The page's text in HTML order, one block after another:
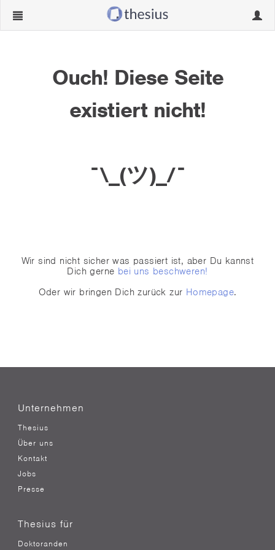
Navigation
Ouch! Diese Seite
existiert nicht!
¯\_(ツ)_/¯
Wir sind nicht sicher was passiert ist, aber Du kannst
Dich gerne bei uns beschweren!
Oder wir bringen Dich zurück zur Homepage.
Unternehmen
Thesius
Über uns
Kontakt
Jobs
Presse
Thesius für
Doktoranden